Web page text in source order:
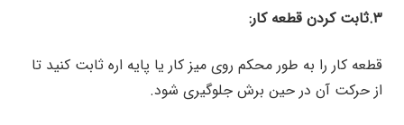
۳.ثابت کردن قطعه کار:
قطعه کار را به طور محکم روی میز کار یا پایه اره ثابت کنید تا
از حرکت آن در حین برش جلوگیری شود.